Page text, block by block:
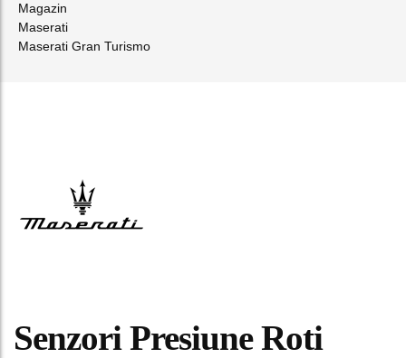
Magazin
Maserati
Maserati Gran Turismo
Senzori Presiune Roti